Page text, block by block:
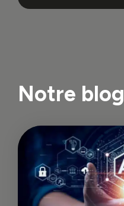
Notre blog